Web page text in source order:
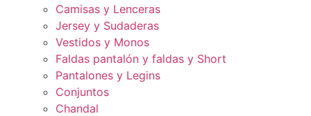
Camisas y Lenceras
Jersey y Sudaderas
Vestidos y Monos
Faldas pantalón y faldas y Short
Pantalones y Legins
Conjuntos
Chandal